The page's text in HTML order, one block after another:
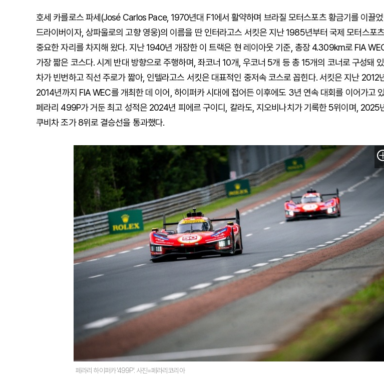
호세 카를로스 파세 (José Carlos Pace, 1970년대 F1에서 활약하며 브라질 모터스포츠 황금기를 이끌
드라이버이자, 상파울로의 고향 영웅)의 이름을 딴 인터라고스 서킷은지난 1985년부터 국제 모터스포츠
중요한자리를 차지해 왔다. 지난 1940년 개장한 이 트랙은 현 레이아웃 기준, 총장4.309km로FIA
가장짧은 코스다.시계 반대 방향으로 주행하며, 좌코너 10개, 우코너 5개 등 총15개의 코너로구성돼
차가 빈번하고 직선 주로가 짧아, 인텔라고스 서킷은 대표적인 중저속코스로 꼽힌다.서킷은 지난2012
2014년까지 FIA WEC를 개최한 데 이어 , 하이퍼카시대에 접어든 이후에도 3년 연속 대회를 이어가고
페라리 499P가거둔 최고 성적은2024년 피에르구이디 , 칼라도,지오비나치가 기록한5위이며, 2025
쿠비차조가8위로 결승선을 통과했다.
페라리 하이퍼카 '499P'. 사진=페라리코리아